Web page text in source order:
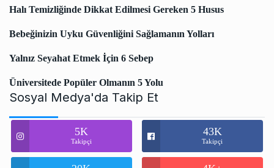
Halı Temizliğinde Dikkat Edilmesi Gereken 5 Husus
Bebeğinizin Uyku Güvenliğini Sağlamanın Yolları
Yalnız Seyahat Etmek İçin 6 Sebep
Üniversitede Popüler Olmanın 5 Yolu
Sosyal Medya'da Takip Et
5K
Takipçi
43K
Takipçi